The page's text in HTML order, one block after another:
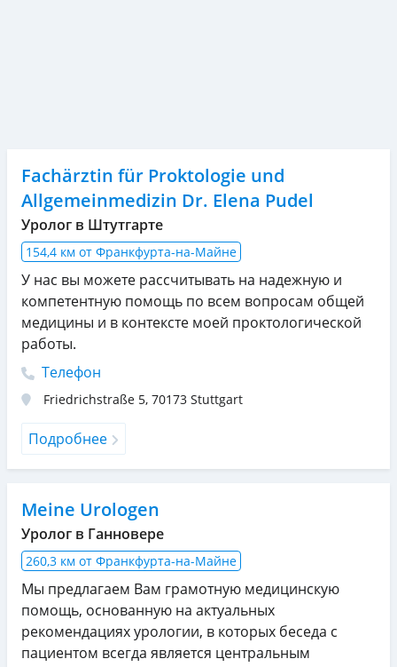
Fachärztin für Proktologie und
Allgemeinmedizin Dr. Elena Pudel
Уролог в Штутгарте
154,4 км от Франкфурта-на-Майне
У нас вы можете рассчитывать на надежную и
компетентную помощь по всем вопросам общей
медицины и в контексте моей проктологической
работы.
Телефон
Friedrichstraße 5, 70173 Stuttgart
Подробнее
Meine Urologen
Уролог в Ганновере
260,3 км от Франкфурта-на-Майне
Мы предлагаем Вам грамотную медицинскую
помощь, основанную на актуальных
рекомендациях урологии, в которых беседа с
пациентом всегда является центральным